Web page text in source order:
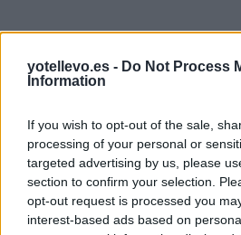
yotellevo.es - Do Not Process
Information
If you wish to opt-out of the sale,
processing of your personal or
targeted advertising by us, please
section to confirm your selection.
opt-out request is processed you
interest-based ads based on
Juan Distrito Federal y
Tipo de
combustible
Precio
por litro
Gasto
5l/100km
Gasolina 95
0,00€ 0l.- 0,00€